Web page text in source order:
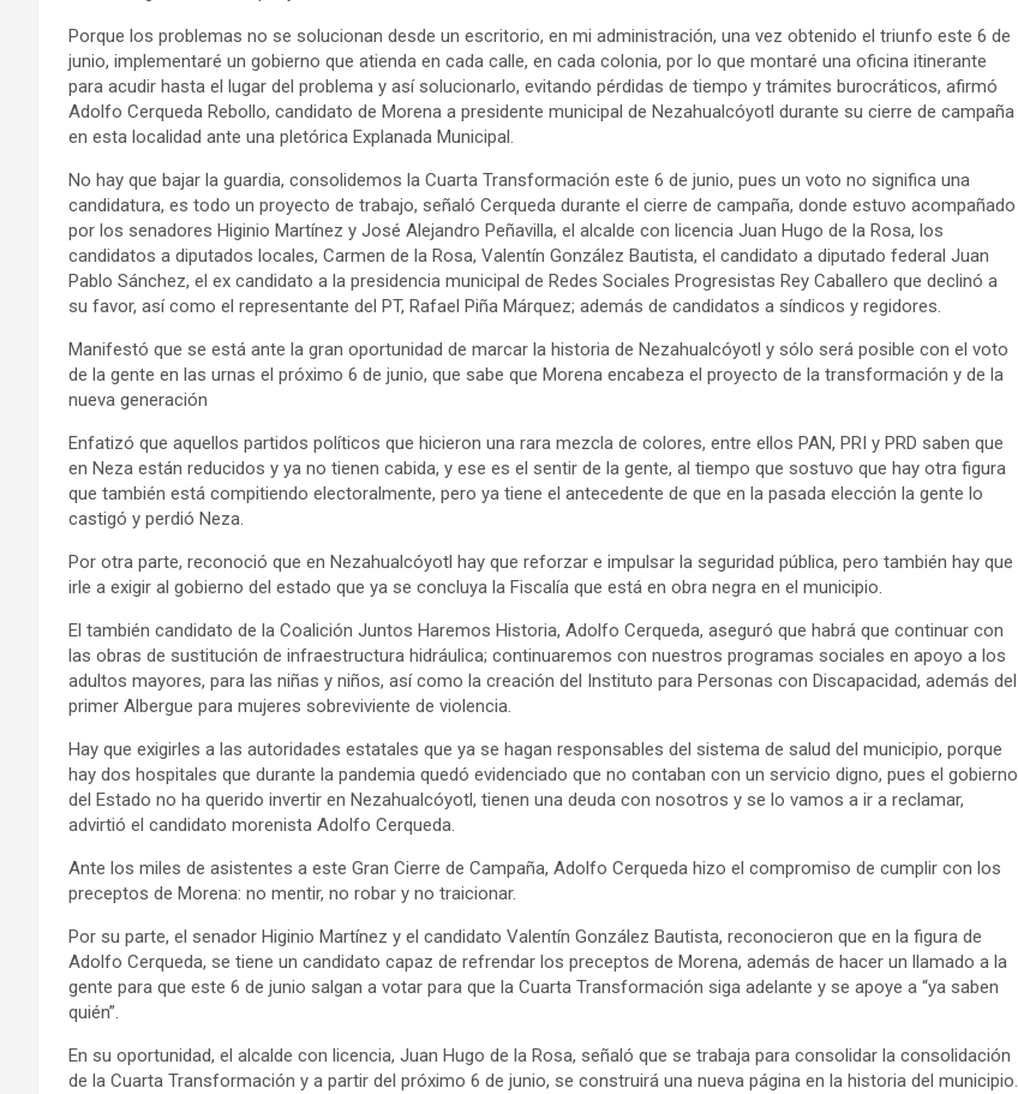
Porque los problemas no se solucionan desde un escritorio, en mi administración, una vez obtenido el triunfo este 6 de
junio, implementaré un gobierno que atienda en cada calle, en cada colonia, por lo que montaré una oficina itinerante
para acudir hasta el lugar del problema y así solucionarlo, evitando pérdidas de tiempo y trámites burocráticos, afirmó
Adolfo Cerqueda Rebollo, candidato de Morena a presidente municipal de Nezahualcóyotl durante su cierre de campaña
en esta localidad ante una pletórica Explanada Municipal.
No hay que bajar la guardia, consolidemos la Cuarta Transformación este 6 de junio, pues un voto no significa una
candidatura, es todo un proyecto de trabajo, señaló Cerqueda durante el cierre de campaña, donde estuvo acompañado
por los senadores Higinio Martínez y José Alejandro Peñavilla, el alcalde con licencia Juan Hugo de la Rosa, los
candidatos a diputados locales, Carmen de la Rosa, Valentín González Bautista, el candidato a diputado federal Juan
Pablo Sánchez, el ex candidato a la presidencia municipal de Redes Sociales Progresistas Rey Caballero que declinó a
su favor, así como el representante del PT, Rafael Piña Márquez; además de candidatos a síndicos y regidores.
Manifestó que se está ante la gran oportunidad de marcar la historia de Nezahualcóyotl y sólo será posible con el voto
de la gente en las urnas el próximo 6 de junio, que sabe que Morena encabeza el proyecto de la transformación y de la
nueva generación
Enfatizó que aquellos partidos políticos que hicieron una rara mezcla de colores, entre ellos PAN, PRI y PRD saben que
en Neza están reducidos y ya no tienen cabida, y ese es el sentir de la gente, al tiempo que sostuvo que hay otra figura
que también está compitiendo electoralmente, pero ya tiene el antecedente de que en la pasada elección la gente lo
castigó y perdió Neza.
Por otra parte, reconoció que en Nezahualcóyotl hay que reforzar e impulsar la seguridad pública, pero también hay que
irle a exigir al gobierno del estado que ya se concluya la Fiscalía que está en obra negra en el municipio.
El también candidato de la Coalición Juntos Haremos Historia, Adolfo Cerqueda, aseguró que habrá que continuar con
las obras de sustitución de infraestructura hidráulica; continuaremos con nuestros programas sociales en apoyo a los
adultos mayores, para las niñas y niños, así como la creación del Instituto para Personas con Discapacidad, además del
primer Albergue para mujeres sobreviviente de violencia.
Hay que exigirles a las autoridades estatales que ya se hagan responsables del sistema de salud del municipio, porque
hay dos hospitales que durante la pandemia quedó evidenciado que no contaban con un servicio digno, pues el gobierno
del Estado no ha querido invertir en Nezahualcóyotl, tienen una deuda con nosotros y se lo vamos a ir a reclamar,
advirtió el candidato morenista Adolfo Cerqueda.
Ante los miles de asistentes a este Gran Cierre de Campaña, Adolfo Cerqueda hizo el compromiso de cumplir con los
preceptos de Morena: no mentir, no robar y no traicionar.
Por su parte, el senador Higinio Martínez y el candidato Valentín González Bautista, reconocieron que en la figura de
Adolfo Cerqueda, se tiene un candidato capaz de refrendar los preceptos de Morena, además de hacer un llamado a la
gente para que este 6 de junio salgan a votar para que la Cuarta Transformación siga adelante y se apoye a “ya saben
quién”.
En su oportunidad, el alcalde con licencia, Juan Hugo de la Rosa, señaló que se trabaja para consolidar la consolidación
de la Cuarta Transformación y a partir del próximo 6 de junio, se construirá una nueva página en la historia del municipio.